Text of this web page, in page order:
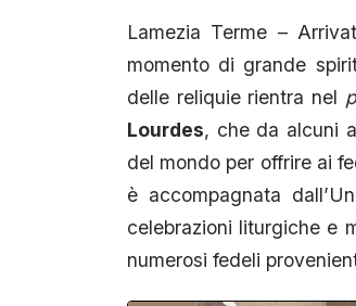
Lamezia Terme –
momento di grande
delle reliquie rientra nel
Lourdes, che da alcuni
del mondo per offrire ai
è accompagnata
celebrazioni liturgiche e
numerosi fedeli